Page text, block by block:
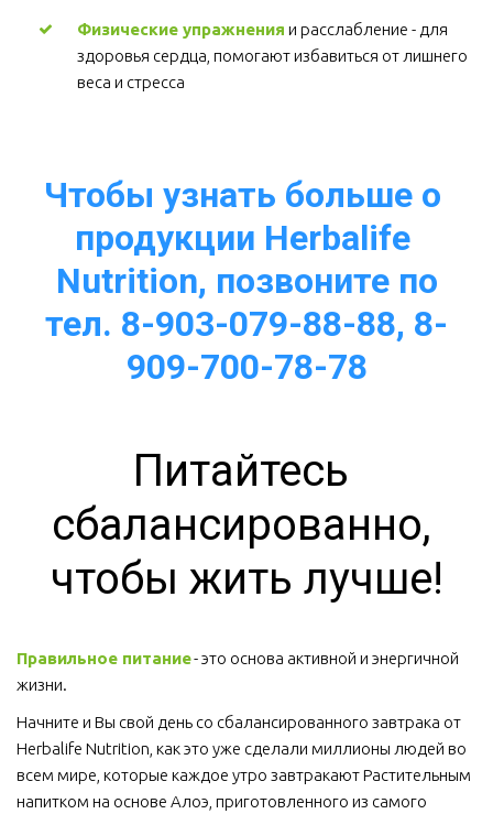
Физические упражнения и расслабление - для
здоровья сердца, помогают избавиться от лишнего
веса и стресса
Чтобы узнать больше о
продукции Herbalife
Nutrition, позвоните по
тел. 8-903-079-88-88, 8-
909-700-78-78
Питайтесь
сбалансированно,
чтобы жить лучше!
Правильное питание - это основа активной и энергичной
жизни.
Начните и Вы свой день со сбалансированного завтрака от
Herbalife Nutrition, как это уже сделали миллионы людей во
всем мире, которые каждое утро завтракают Растительным
напитком на основе Алоэ, приготовленного из самого